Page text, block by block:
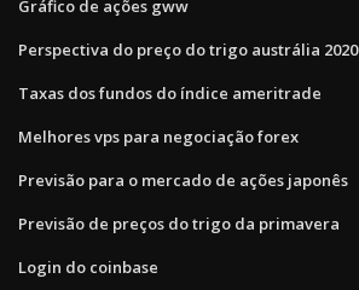
Gráfico de ações gww
Perspectiva do preço do trigo austrália 2020
Taxas dos fundos do índice ameritrade
Melhores vps para negociação forex
Previsão para o mercado de ações japonês
Previsão de preços do trigo da primavera
Login do coinbase